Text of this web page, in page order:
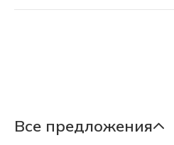
Все предложения